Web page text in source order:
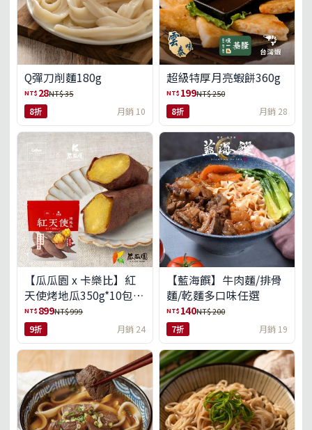
Q彈刀削麵180g
NT$ 28NT$ 35
8折 月銷 10
超級特厚月亮蝦餅360g
NT$ 199NT$ 250
8折 月銷 28
【瓜瓜園 x 卡樂比】紅
天使烤地瓜350g*10包
(免運組)
NT$ 899NT$ 999
9折 月銷 24
【藍海饌】牛肉麵/排骨
麵/乾麵多口味任選
NT$ 140NT$ 200
7折 月銷 19